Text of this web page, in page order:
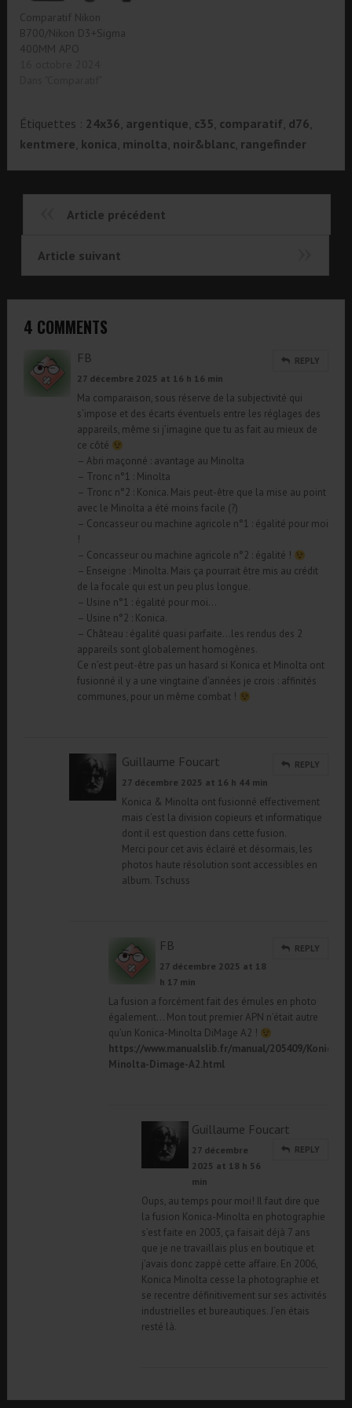
Comparatif Nikon
B700/Nikon D3+Sigma
400MM APO
Étiquettes : 24x36, argentique, c35, comparatif, d76,
kentmere, konica, minolta, noir&blanc, rangefinder
Article précédent
Article suivant
4 COMMENTS
FB REPLY
27 décembre 2025 at 16 h 16 min
Ma comparaison, sous réserve de la subjectivité qui
s’impose et des écarts éventuels entre les réglages des
appareils, même si j’imagine que tu as fait au mieux de
ce côté
– Abri maçonné : avantage au Minolta
– Tronc n°1 : Minolta
– Tronc n°2 : Konica. Mais peut-être que la mise au point
avec le Minolta a été moins facile (?)
– Concasseur ou machine agricole n°1 : égalité pour moi
!
– Concasseur ou machine agricole n°2 : égalité !
– Enseigne : Minolta. Mais ça pourrait être mis au crédit
de la focale qui est un peu plus longue.
– Usine n°1 : égalité pour moi…
– Usine n°2 : Konica.
– Château : égalité quasi parfaite…les rendus des 2
appareils sont globalement homogènes.
Ce n’est peut-être pas un hasard si Konica et Minolta ont
fusionné il y a une vingtaine d’années je crois : affinités
communes, pour un même combat !
Guillaume Foucart REPLY
27 décembre 2025 at 16 h 44 min
Konica & Minolta ont fusionné effectivement
mais c’est la division copieurs et informatique
dont il est question dans cette fusion.
Merci pour cet avis éclairé et désormais, les
photos haute résolution sont accessibles en
album. Tschuss
FB REPLY
27 décembre 2025 at 18
h 17 min
La fusion a forcément fait des émules en photo
également… Mon tout premier APN n’était autre
qu’un Konica-Minolta DiMage A2 !
https://www.manualslib.fr/manual/205409/Konica-
Minolta-Dimage-A2.html
Guillaume Foucart
REPLY
27 décembre
2025 at 18 h 56
min
Oups, au temps pour moi! Il faut dire que
la fusion Konica-Minolta en photographie
s’est faite en 2003, ça faisait déjà 7 ans
que je ne travaillais plus en boutique et
j’avais donc zappé cette affaire. En 2006,
Konica Minolta cesse la photographie et
se recentre définitivement sur ses activités
industrielles et bureautiques. J’en étais
resté là.